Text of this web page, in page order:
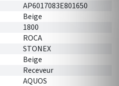
AP6017083E801650
Beige
1800
ROCA
STONEX
Beige
Receveur
AQUOS